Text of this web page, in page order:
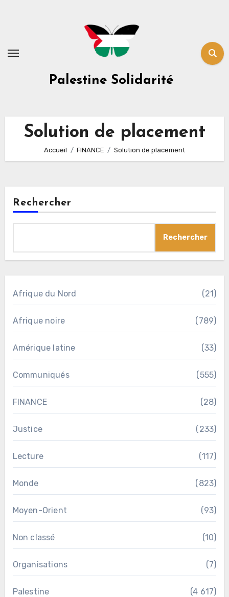
Palestine Solidarité
Solution de placement
Accueil FINANCE Solution de placement
Rechercher
Rechercher
Afrique du Nord (21)
Afrique noire (789)
Amérique latine (33)
Communiqués (555)
FINANCE (28)
Justice (233)
Lecture (117)
Monde (823)
Moyen-Orient (93)
Non classé (10)
Organisations (7)
Palestine (4 617)